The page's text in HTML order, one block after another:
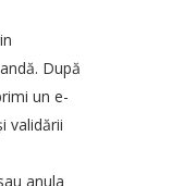
După
un e-
validării
anula